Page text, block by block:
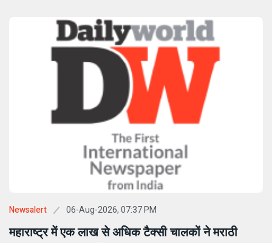
Newsalert 06-Aug-2026, 07:37 PM
महाराष्ट्र में एक लाख से अधिक टैक्सी चालकों ने मराठी